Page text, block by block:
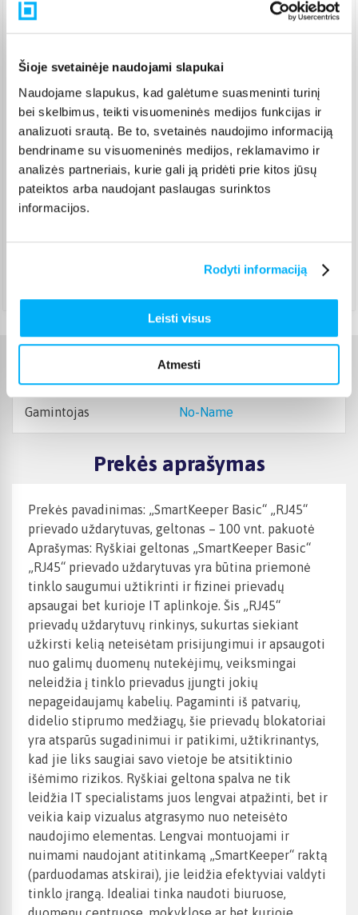
Šioje svetainėje naudojami slapukai
Naudojame slapukus, kad galėtume suasmeninti turinį
bei skelbimus, teikti visuomeninės medijos funkcijas ir
analizuoti srautą. Be to, svetainės naudojimo informaciją
bendriname su visuomeninės medijos, reklamavimo ir
analizės partneriais, kurie gali ją pridėti prie kitos jūsų
pateiktos arba naudojant paslaugas surinktos
informacijos.
Rodyti informaciją
Leisti visus
Atmesti
Omniva paštomatas (2,39 €)
Rugpjūtis 18d. - Rugpjūtis 24d.
Smartposti paštomatas (2,19 € )
Pristato ir šeštadienį
Rugpjūtis 18d. - Rugpjūtis 24d.
DPD kurjeris (3,99 €)
Rugpjūtis 18d. - Rugpjūtis 25d.
DPD paštomatas
Atsiėmimas Veiverių g. 171, Kaunas (1,99 €)
Gamintojas No-Name
Prekės aprašymas
Prekės pavadinimas: „SmartKeeper Basic“ „RJ45“
prievado uždarytuvas, geltonas – 100 vnt. pakuotė
Aprašymas: Ryškiai geltonas „SmartKeeper Basic“
„RJ45“ prievado uždarytuvas yra būtina priemonė
tinklo saugumui užtikrinti ir fizinei prievadų
apsaugai bet kurioje IT aplinkoje. Šis „RJ45“
prievadų uždarytuvų rinkinys, sukurtas siekiant
užkirsti kelią neteisėtam prisijungimui ir apsaugoti
nuo galimų duomenų nutekėjimų, veiksmingai
neleidžia į tinklo prievadus įjungti jokių
nepageidaujamų kabelių. Pagaminti iš patvarių,
didelio stiprumo medžiagų, šie prievadų blokatoriai
yra atsparūs sugadinimui ir patikimi, užtikrinantys,
kad jie liks saugiai savo vietoje be atsitiktinio
išėmimo rizikos. Ryškiai geltona spalva ne tik
leidžia IT specialistams juos lengvai atpažinti, bet ir
veikia kaip vizualus atgrasymo nuo neteisėto
naudojimo elementas. Lengvai montuojami ir
nuimami naudojant atitinkamą „SmartKeeper“ raktą
(parduodamas atskirai), jie leidžia efektyviai valdyti
tinklo įrangą. Idealiai tinka naudoti biuruose,